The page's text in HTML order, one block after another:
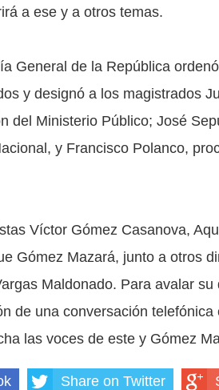
a ese y a otros temas.
General de la República
y designó a los magistrados
del Ministerio Público; José
y Francisco Polanco,
Víctor Gómez Casanova,
Gómez Mazará, junto a otros
Maldonado. Para avalar
de una conversación
las voces de este y Gómez
Share on Twitter